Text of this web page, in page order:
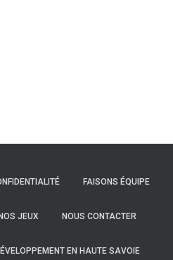
FAISONS ÉQUIPE
NOS JEUX NOUS CONTACTER
EN HAUTE SAVOIE